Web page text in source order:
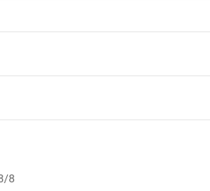
通訊交易解除權合理例外情事適用
本店鋪所銷售之商品為電子書，
8